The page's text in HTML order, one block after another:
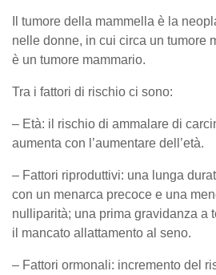
Il tumore della mammella è la
nelle donne, in cui circa un tumore
è un tumore mammario.
Tra i fattori di rischio ci sono:
– Età: il rischio di ammalare di
aumenta con l’aumentare dell’età.
– Fattori riproduttivi: una lunga
con un menarca precoce e una
nulliparità; una prima gravidanza a
il mancato allattamento al seno.
– Fattori ormonali: incremento del